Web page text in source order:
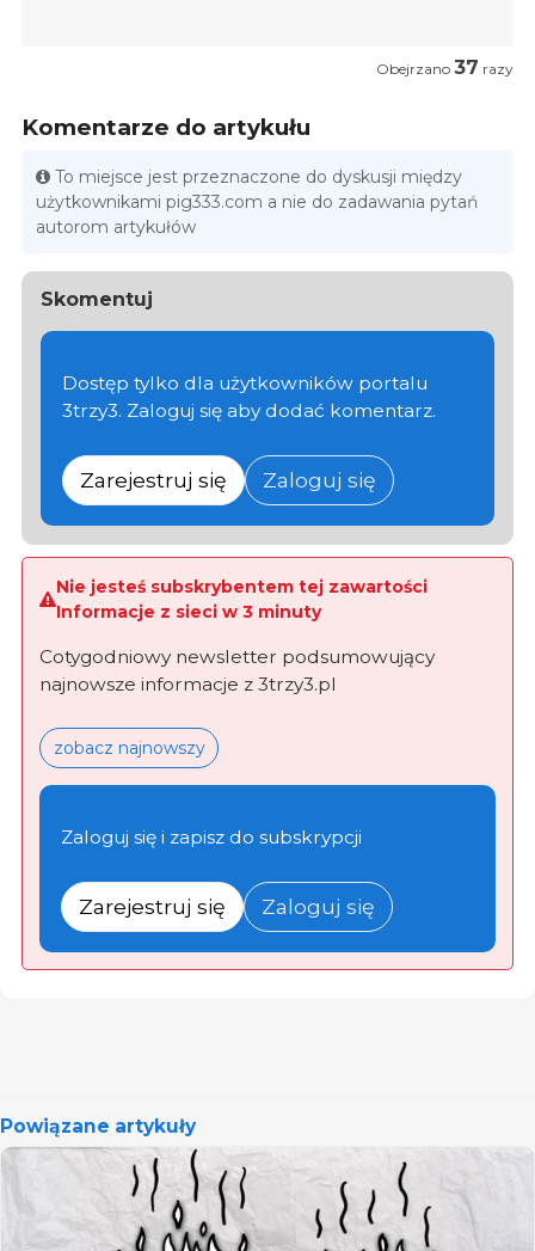
Obejrzano 37 razy
Komentarze do artykułu
To miejsce jest przeznaczone do dyskusji między
użytkownikami pig333.com a nie do zadawania pytań
autorom artykułów
Skomentuj
Dostęp tylko dla użytkowników portalu
3trzy3. Zaloguj się aby dodać komentarz.
Zarejestruj się Zaloguj się
Nie jesteś subskrybentem tej zawartości
Informacje z sieci w 3 minuty
Cotygodniowy newsletter podsumowujący
najnowsze informacje z 3trzy3.pl
zobacz najnowszy
Zaloguj się i zapisz do subskrypcji
Zarejestruj się Zaloguj się
Powiązane artykuły